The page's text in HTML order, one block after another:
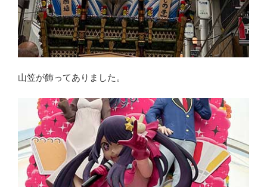
山笠が飾ってありました。